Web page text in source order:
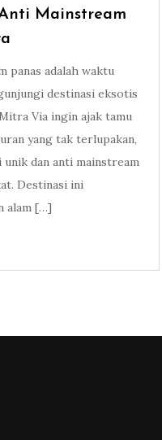
Mainstream
panas adalah waktu
destinasi eksotis
Via ingin ajak tamu
yang tak terlupakan,
unik dan anti mainstream
Destinasi ini
alam […]